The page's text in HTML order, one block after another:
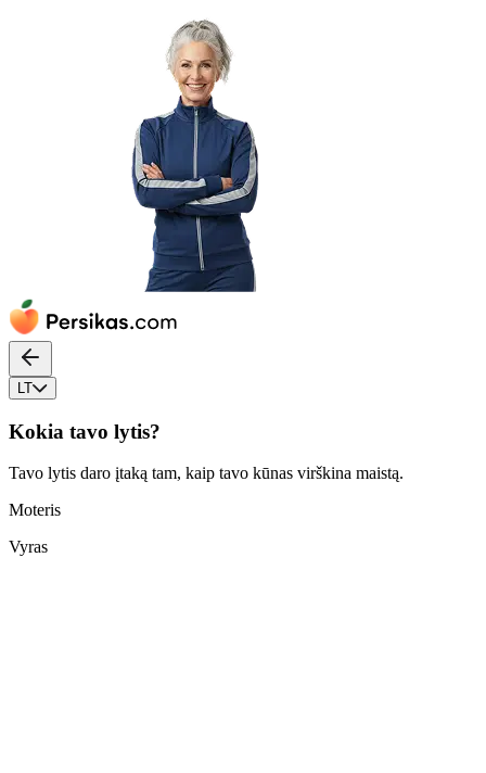
LT
Kokia tavo lytis?
Tavo lytis daro įtaką tam, kaip tavo kūnas virškina maistą.
Moteris
Vyras